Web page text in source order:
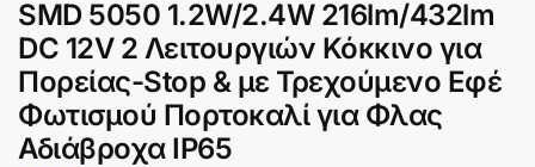
SMD 5050 1.2W/2.4W 216lm/432lm
DC 12V 2 Λειτουργιών Κόκκινο για
Πορείας-Stop & με Τρεχούμενο Εφέ
Φωτισμού Πορτοκαλί για Φλας
Αδιάβροχα IP65